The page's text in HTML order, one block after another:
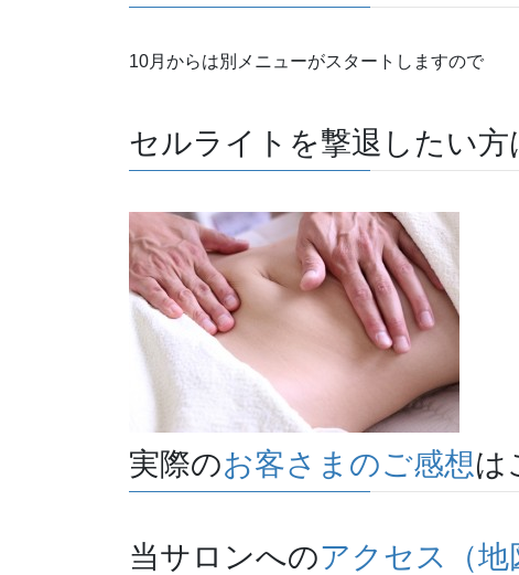
10月からは別メニューがスタートしますので
セルライトを撃退したい方
実際のお客さまのご感想は
当サロンへのアクセス（地